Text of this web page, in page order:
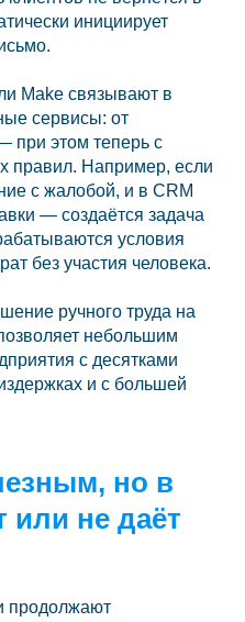
инициирует
Make связывают в
сервисы: от
при этом теперь с
правил. Например, если
с жалобой, и в CRM
— создаётся задача
условия
без участия человека.
ручного труда на
небольшим
с десятками
и с большей
но в
или не даёт
продолжают